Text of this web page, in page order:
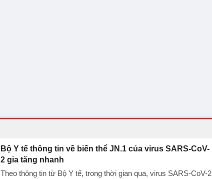
Bộ Y tế thông tin về biến thể JN.1 của virus SARS-CoV-
2 gia tăng nhanh
Theo thông tin từ Bộ Y tế, trong thời gian qua, virus SARS-CoV-2